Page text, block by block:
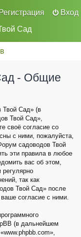
Вход
Регистрация
Сад
- Общие
Твой Сад» (в
Твой Сад»,
своё согласие со
с ними, пожалуйста,
садоводов Твой
эти правила в любое
вас об этом,
так как
Твой Сад» после
согласие с ними.
(в дальнейшем